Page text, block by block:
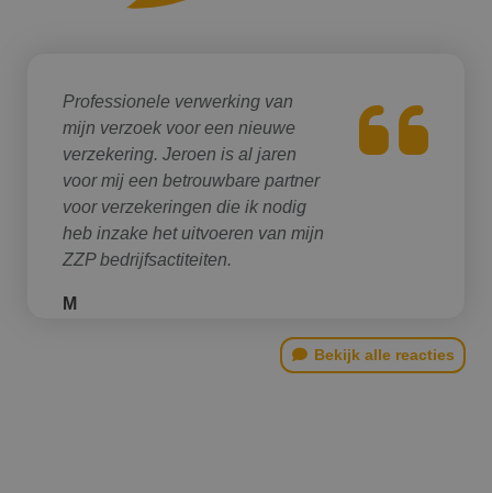
Professionele verwerking van
mijn verzoek voor een nieuwe
verzekering. Jeroen is al jaren
voor mij een betrouwbare partner
voor verzekeringen die ik nodig
heb inzake het uitvoeren van mijn
ZZP bedrijfsactiteiten.
M
Bekijk alle reacties